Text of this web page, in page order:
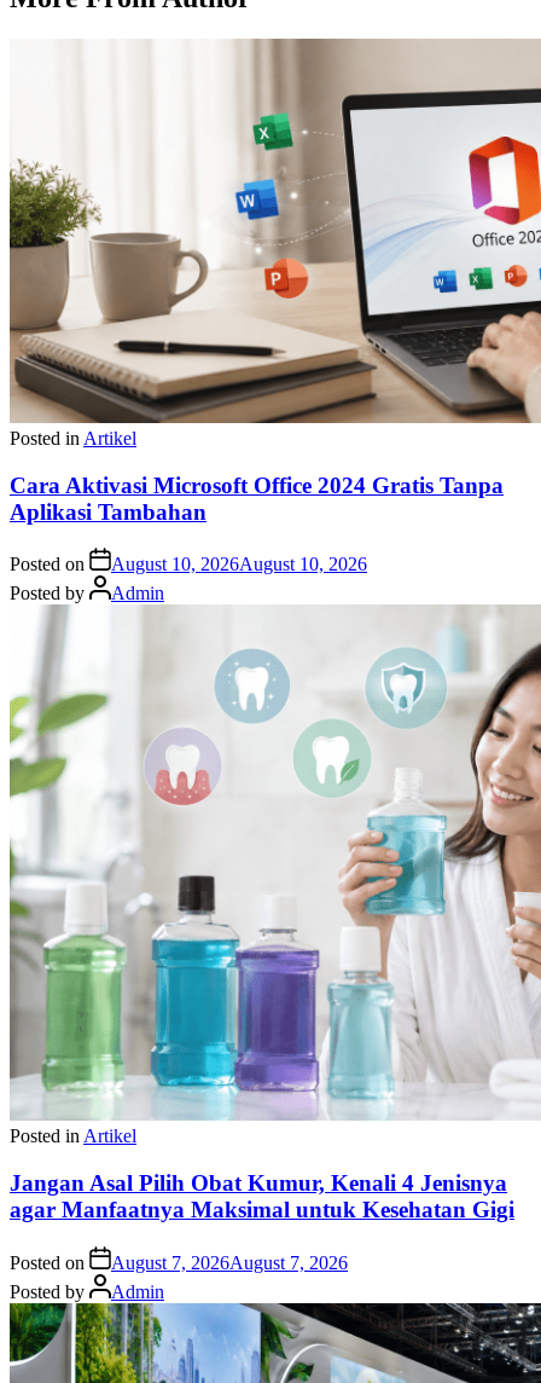
Posted in Artikel
Cara Aktivasi Microsoft Office 2024 Gratis Tanpa
Aplikasi Tambahan
Posted on August 10, 2026August 10, 2026
Posted by
Admin
Posted in Artikel
Jangan Asal Pilih Obat Kumur, Kenali 4 Jenisnya
agar Manfaatnya Maksimal untuk Kesehatan Gigi
Posted on August 7, 2026August 7, 2026
Posted by
Admin